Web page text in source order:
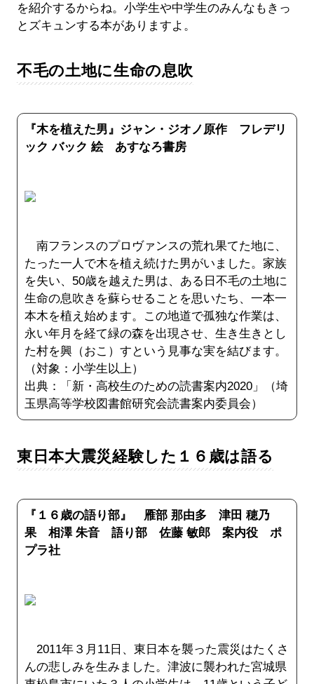
を紹介するからね。小学生や中学生のみんなもきっ
とズキュンする本がありますよ。
不毛の土地に生命の息吹
『木を植えた男』ジャン・ジオノ原作 フレデリ
ック バック 絵 あすなろ書房
南フランスのプロヴァンスの荒れ果てた地に、
たった一人で木を植え続けた男がいました。家族
を失い、50歳を越えた男は、ある日不毛の土地に
生命の息吹きを蘇らせることを思いたち、一本一
本木を植え始めます。この地道で孤独な作業は、
永い年月を経て緑の森を出現させ、生き生きとし
た村を興（おこ）すという見事な実を結びます。
（対象：小学生以上）
出典：「新・高校生のための読書案内2020」（埼
玉県高等学校図書館研究会読書案内委員会）
東日本大震災経験した１６歳は語る
『１６歳の語り部』 雁部 那由多 津田 穂乃
果 相澤 朱音 語り部 佐藤 敏郎 案内役 ポ
プラ社
2011年３月11日、東日本を襲った震災はたくさ
んの悲しみを生みました。津波に襲われた宮城県